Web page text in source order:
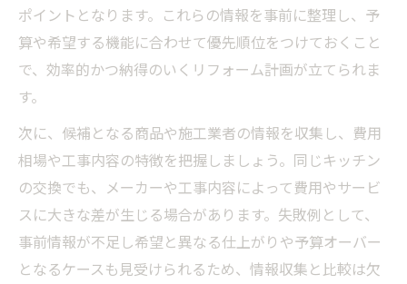
ポイントとなります。これらの情報を事前に整理し、予
算や希望する機能に合わせて優先順位をつけておくこと
で、効率的かつ納得のいくリフォーム計画が立てられま
す。
次に、候補となる商品や施工業者の情報を収集し、費用
相場や工事内容の特徴を把握しましょう。同じキッチン
の交換でも、メーカーや工事内容によって費用やサービ
スに大きな差が生じる場合があります。失敗例として、
事前情報が不足し希望と異なる仕上がりや予算オーバー
となるケースも見受けられるため、情報収集と比較は欠